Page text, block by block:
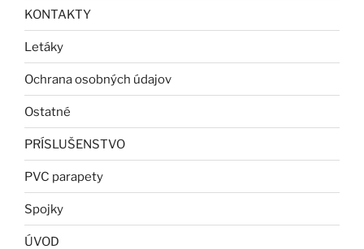
KONTAKTY
Letáky
Ochrana osobných údajov
Ostatné
PRÍSLUŠENSTVO
PVC parapety
Spojky
ÚVOD